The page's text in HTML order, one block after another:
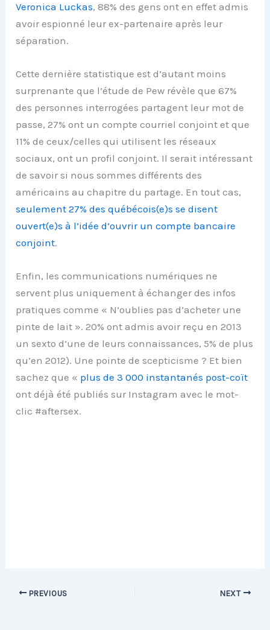
Veronica Luckas, 88% des gens ont en effet admis
avoir espionné leur ex-partenaire après leur
séparation.
Cette dernière statistique est d’autant moins
surprenante que l’étude de Pew révèle que 67%
des personnes interrogées partagent leur mot de
passe, 27% ont un compte courriel conjoint et que
11% de ceux/celles qui utilisent les réseaux
sociaux, ont un profil conjoint. Il serait intéressant
de savoir si nous sommes différents des
américains au chapitre du partage. En tout cas,
seulement 27% des québécois(e)s se disent
ouvert(e)s à l’idée d’ouvrir un compte bancaire
conjoint.
Enfin, les communications numériques ne
servent plus uniquement à échanger des infos
pratiques comme « N’oublies pas d’acheter une
pinte de lait ». 20% ont admis avoir reçu en 2013
un sexto d’une de leurs connaissances, 5% de plus
qu’en 2012). Une pointe de scepticisme ? Et bien
sachez que « plus de 3 000 instantanés post-coït
ont déjà été publiés sur Instagram avec le mot-
clic #aftersex.
PREVIOUS NEXT